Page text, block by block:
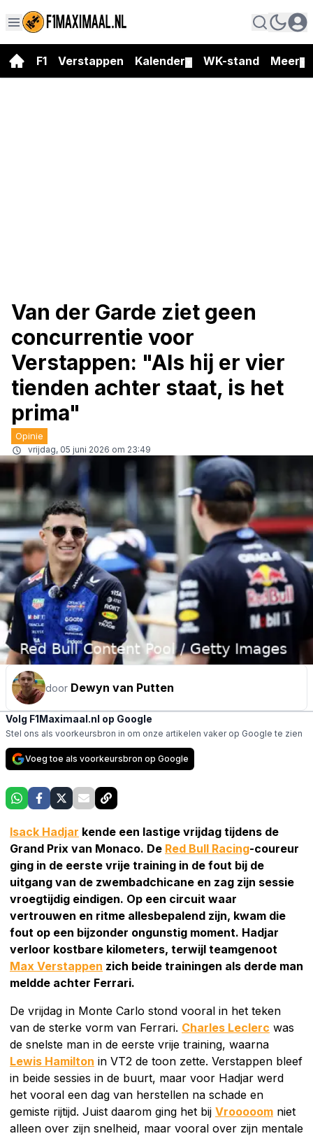
F1 Verstappen Kalender WK-stand Meer
Van der Garde ziet geen
concurrentie voor
Verstappen: "Als hij er vier
tienden achter staat, is het
prima"
Opinie
vrijdag, 05 juni 2026 om 23:49
door Dewyn van Putten
Volg F1Maximaal.nl op Google
Stel ons als voorkeursbron in om onze artikelen vaker op Google te zien
Voeg toe als voorkeursbron op Google
Isack Hadjar kende een lastige vrijdag tijdens de
Grand Prix van Monaco. De Red Bull Racing-coureur
ging in de eerste vrije training in de fout bij de
uitgang van de zwembadchicane en zag zijn sessie
vroegtijdig eindigen. Op een circuit waar
vertrouwen en ritme allesbepalend zijn, kwam die
fout op een bijzonder ongunstig moment. Hadjar
verloor kostbare kilometers, terwijl teamgenoot
Max Verstappen zich beide trainingen als derde man
meldde achter Ferrari.
De vrijdag in Monte Carlo stond vooral in het teken
van de sterke vorm van Ferrari. Charles Leclerc was
de snelste man in de eerste vrije training, waarna
Lewis Hamilton in VT2 de toon zette. Verstappen bleef
in beide sessies in de buurt, maar voor Hadjar werd
het vooral een dag van herstellen na schade en
gemiste rijtijd. Juist daarom ging het bij Vrooooom niet
alleen over zijn snelheid, maar vooral over zijn mentale